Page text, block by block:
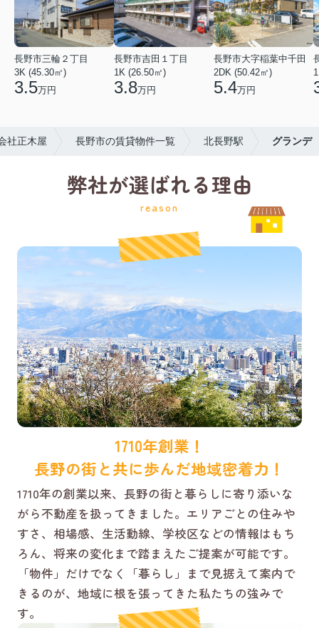
長野市三輪２丁目
3K (45.30㎡)
3.5万円
長野市吉田１丁目
1K (26.50㎡)
3.8万円
長野市大字稲葉中千田
2DK (50.42㎡)
5.4万円
社正木屋 長野市の賃貸物件一覧 北長野駅 グランデ
弊社が選ばれる理由
reason
1710年創業！
長野の街と共に歩んだ地域密着力！
1710年の創業以来、長野の街と暮らしに寄り添いな
がら不動産を扱ってきました。エリアごとの住みや
すさ、相場感、生活動線、学校区などの情報はもち
ろん、将来の変化まで踏まえたご提案が可能です。
「物件」だけでなく「暮らし」まで見据えて案内で
きるのが、地域に根を張ってきた私たちの強みで
す。